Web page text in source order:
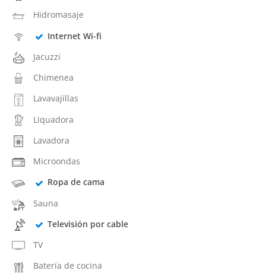
Hidromasaje
Internet Wi-fi
Jacuzzi
Chimenea
Lavavajillas
Liquadora
Lavadora
Microondas
Ropa de cama
Sauna
Televisión por cable
TV
Batería de cocina